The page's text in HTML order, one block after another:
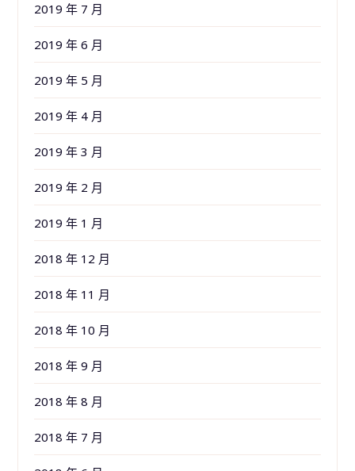
2019 年 7 月
2019 年 6 月
2019 年 5 月
2019 年 4 月
2019 年 3 月
2019 年 2 月
2019 年 1 月
2018 年 12 月
2018 年 11 月
2018 年 10 月
2018 年 9 月
2018 年 8 月
2018 年 7 月